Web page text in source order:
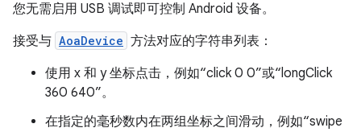
您无需启用 USB 调试即可控制 Android 设备。
接受与 AoaDevice 方法对应的字符串列表：
使用 x 和 y 坐标点击，例如“click 0 0”或“longClick
360 640”。
在指定的毫秒数内在两组坐标之间滑动，例如“swipe